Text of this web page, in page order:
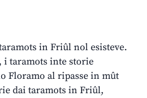
in Friûl nol esisteve.
i taramots inte storie
Floramo al ripasse in mût
dai taramots in Friûl,